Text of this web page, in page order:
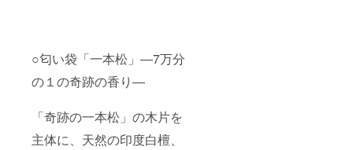
○匂い袋「一本松」―7万分
の１の奇跡の香り―
「奇跡の一本松」の木片を
主体に、天然の印度白檀、